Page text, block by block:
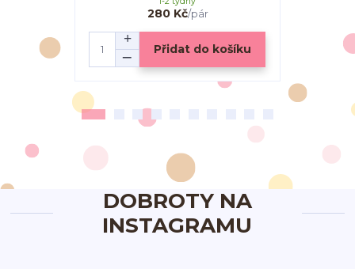
280 Kč/pár
Přidat do košíku
DOBROTY NA
INSTAGRAMU